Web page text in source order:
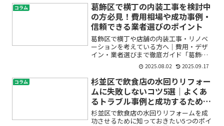
コラム
葛飾区で横丁の内装工事を検討中
の方必見！費用相場や成功事例・
信頼できる業者選びのポイント
葛飾区で横丁や店舗の内装工事・リノベ
ーションを考えている方へ｜費用・デザ
イン・業者選びまで徹底ガイド「葛飾区
で横丁を開きたいけれど、内装工事の費
用や流れがわからなくて不安」「店舗リ
ノベーションを計画中だけど、どんな内
装デザインが合うのかイメ...
2025.08.02 2025.09.17
コラム
杉並区で飲食店の水回りリフォー
ムに失敗しないコツ5選｜よくあ
るトラブル事例と成功するための
ポイント
杉並区で飲食店の水回りリフォームを成
功させるために知っておきたい5つのポイ